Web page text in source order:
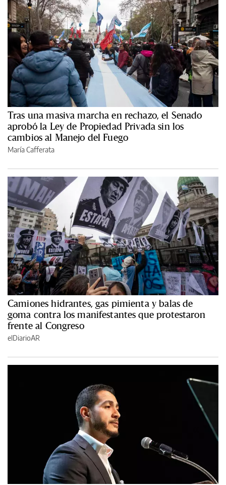
Tras una masiva marcha en rechazo, el Senado
aprobó la Ley de Propiedad Privada sin los
cambios al Manejo del Fuego
María Cafferata
Camiones hidrantes, gas pimienta y balas de
goma contra los manifestantes que protestaron
frente al Congreso
elDiarioAR